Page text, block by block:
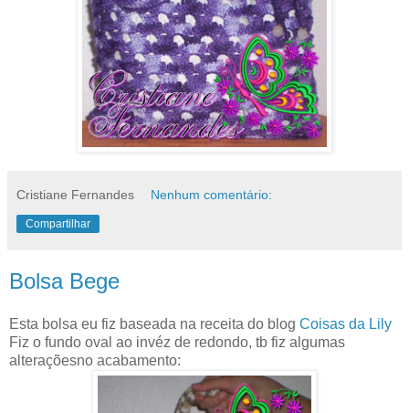
Cristiane Fernandes Nenhum comentário:
Compartilhar
Bolsa Bege
Esta bolsa eu fiz baseada na receita do blog Coisas da Lily
Fiz o fundo oval ao invéz de redondo, tb fiz algumas
alteraçõesno acabamento: